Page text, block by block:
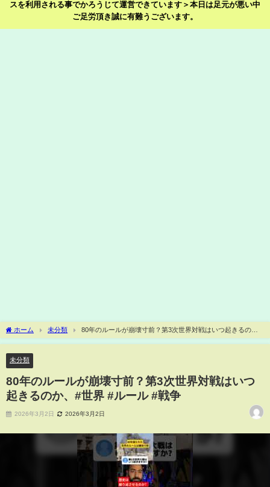
スを利用される事でかろうじて運営できています＞本日は足元が悪い中
ご足労頂き誠に有難うございます。
ホーム 未分類
80年のルールが崩壊寸前？第3次世界対戦はいつ起きるの
か、#世界 #ルール #戦争
未分類
80年のルールが崩壊寸前？第3次世界対戦はいつ
起きるのか、#世界 #ルール #戦争
2026年3月2日 2026年3月2日